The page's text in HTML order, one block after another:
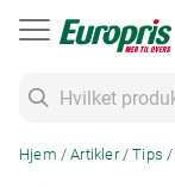
Hjem Artikler Tips